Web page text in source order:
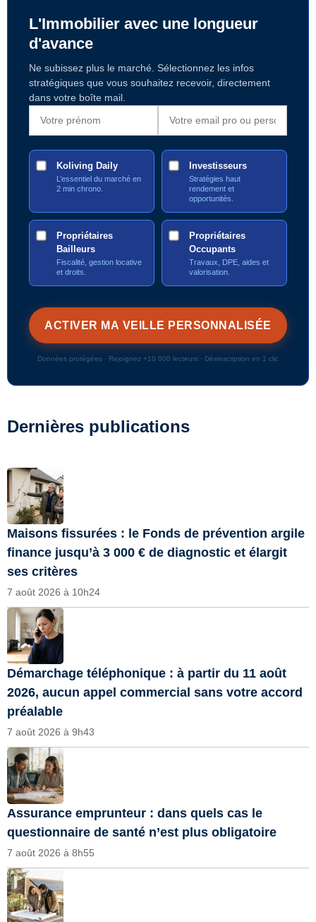
L'Immobilier avec une longueur
d'avance
Ne subissez plus le marché. Sélectionnez les infos
stratégiques que vous souhaitez recevoir, directement
dans votre boîte mail.
Koliving Daily
L’essentiel du marché en
2 min chrono.
Investisseurs
Stratégies haut
rendement et
opportunités.
Propriétaires
Bailleurs
Fiscalité, gestion locative
et droits.
Propriétaires
Occupants
Travaux, DPE, aides et
valorisation.
Données protégées · Rejoignez +10 000 lecteurs · Désinscription en 1 clic
Dernières publications
Maisons fissurées : le Fonds de prévention argile
finance jusqu’à 3 000 € de diagnostic et élargit
ses critères
7 août 2026 à 10h24
Démarchage téléphonique : à partir du 11 août
2026, aucun appel commercial sans votre accord
préalable
7 août 2026 à 9h43
Assurance emprunteur : dans quels cas le
questionnaire de santé n’est plus obligatoire
7 août 2026 à 8h55